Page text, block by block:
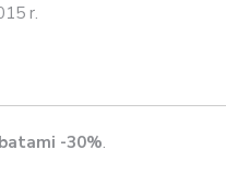
r.
-30%.